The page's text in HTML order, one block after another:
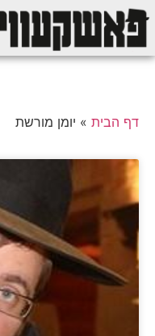
דף הבית » יומן מורשת